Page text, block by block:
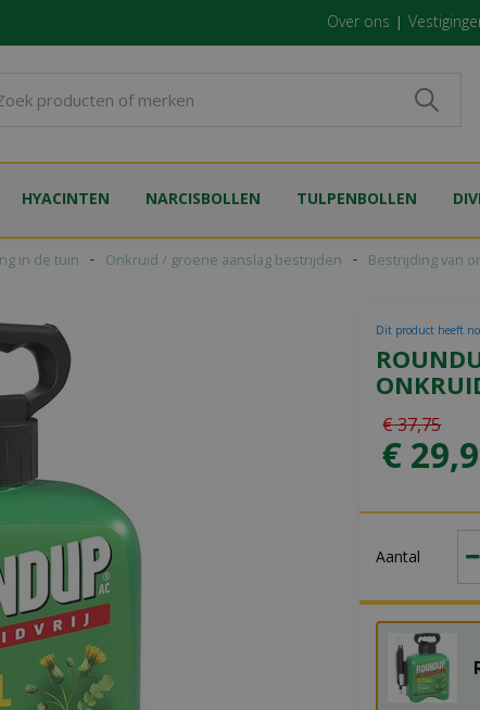
in de tuin Onkruid / groene aanslag bestrijden Bestrijding van
Over ons
HYACINTEN NARCISBOLLEN TULPENBOLLEN
Dit product heeft
€37,75
€ 29,
Aantal